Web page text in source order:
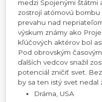
medzi Spojenými
zostrojí atómovú
prevahu nad
výskum známy ako
kľúčových aktérov bol
Pod obrovským
ďalších vedcov snažil
potenciál zničiť svet.
by sa ten istý svet nedal
Dráma, USA